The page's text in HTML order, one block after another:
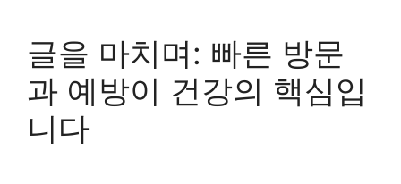
글을 마치며: 빠른 방문
과 예방이 건강의 핵심입
니다